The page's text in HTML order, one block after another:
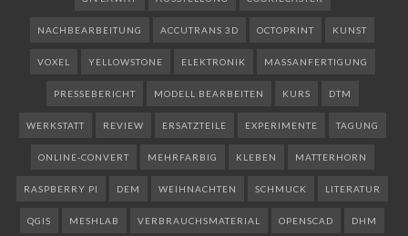
NACHBEARBEITUNG ACCUTRANS 3D OCTOPRINT KUNST
VOXEL YELLOWSTONE ELEKTRONIK MASSANFERTIGUNG
PRESSEBERICHT MODELL BEARBEITEN KURS DTM
WERKSTATT REVIEW ERSATZTEILE EXPERIMENTE TAGUNG
ONLINE-CONVERT MEHRFARBIG KLEBEN MATTERHORN
RASPBERRY PI DEM WEIHNACHTEN SCHMUCK LITERATUR
QGIS MESHLAB VERBRAUCHSMATERIAL OPENSCAD DHM